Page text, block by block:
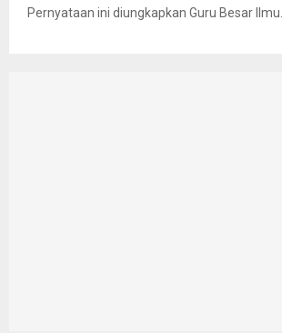
Pernyataan ini diungkapkan Guru Besar Ilmu...